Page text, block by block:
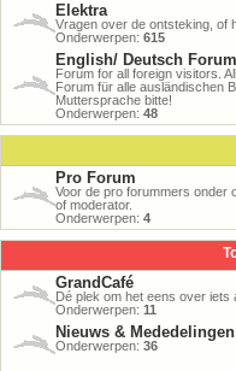
Elektra
Vragen over de ontsteking, of
Onderwerpen: 615
English/ Deutsch Forum
Forum for all foreign visitors.
Forum für alle ausländischen
Muttersprache bitte!
Onderwerpen: 48
Pro Forum
Voor de pro forummers onder
of moderator.
Onderwerpen: 4
GrandCafé
Dé plek om het eens over iets
Onderwerpen: 11
Nieuws & Mededelingen
Onderwerpen: 36